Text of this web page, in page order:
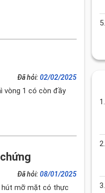
Đã hỏi: 02/02/2025
vòng 1 có còn đầy
Đã hỏi: 08/01/2025
hút mỡ mặt có thực
5.
1.
2.
3.